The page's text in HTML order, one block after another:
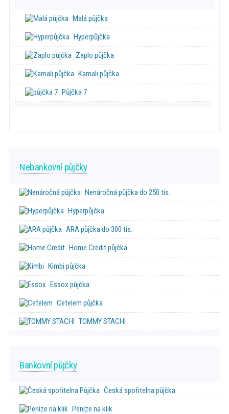
Malá půjčka
Hyperpůjčka
Zaplo půjčka
Kamali půjčka
Půjčka 7
Nebankovní půjčky
Nenáročná půjčka do 250 tis.
Hyperpůjčka
ARA půjčka do 300 tis.
Home Credit půjčka
Kimbi půjčka
Essox půjčka
Cetelem půjčka
TOMMY STACHI
Bankovní půjčky
Česká spořitelna půjčka
Peníze na klik